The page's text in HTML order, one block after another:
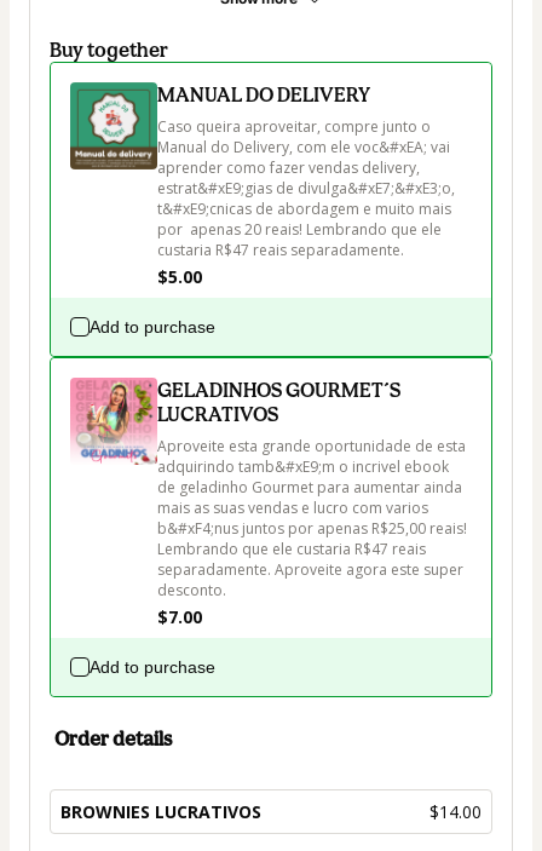
Buy together
MANUAL DO DELIVERY
Caso queira aproveitar, compre junto o
Manual do Delivery, com ele voc&#xEA; vai
aprender como fazer vendas delivery,
estrat&#xE9;gias de divulga&#xE7;&#xE3;o,
t&#xE9;cnicas de abordagem e muito mais
por  apenas 20 reais! Lembrando que ele
custaria R$47 reais separadamente.
$5.00
Add to purchase
GELADINHOS GOURMET´S
LUCRATIVOS
Aproveite esta grande oportunidade de esta
adquirindo tamb&#xE9;m o incrivel ebook
de geladinho Gourmet para aumentar ainda
mais as suas vendas e lucro com varios
b&#xF4;nus juntos por apenas R$25,00 reais!
Lembrando que ele custaria R$47 reais
separadamente. Aproveite agora este super
desconto.
$7.00
Add to purchase
Order details
BROWNIES LUCRATIVOS $14.00